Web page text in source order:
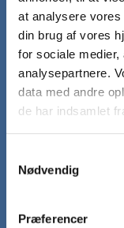
at analysere
din brug af vores
for sociale medier,
analysepartnere.
data med andre
de har indsamlet
Nødvendig
Præferencer
Kirkebil
Foredrag i
Hesselbjerg